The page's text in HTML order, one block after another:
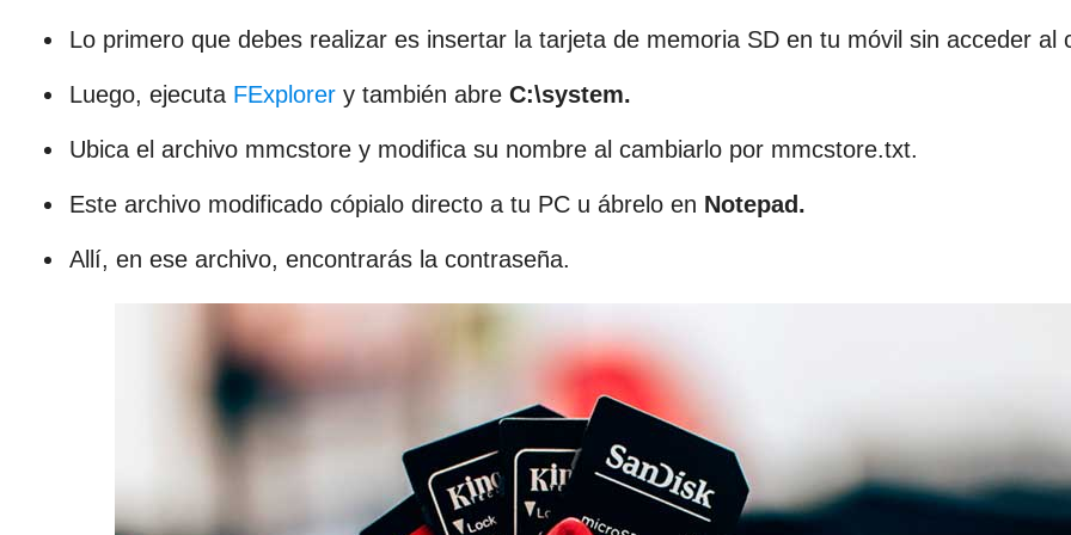
Lo primero que debes realizar es insertar la tarjeta de memoria SD en tu móvil sin acceder al
Luego, ejecuta FExplorer y también abre C:\system.
Ubica el archivo mmcstore y modifica su nombre al cambiarlo por mmcstore.txt.
Este archivo modificado cópialo directo a tu PC u ábrelo en Notepad.
Allí, en ese archivo, encontrarás la contraseña.